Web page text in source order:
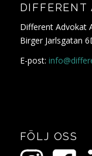
DIFFERENT
Different Advokat
Birger Jarlsgatan
E-post:
FÖLJ OSS